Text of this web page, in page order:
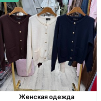
Женская одежда